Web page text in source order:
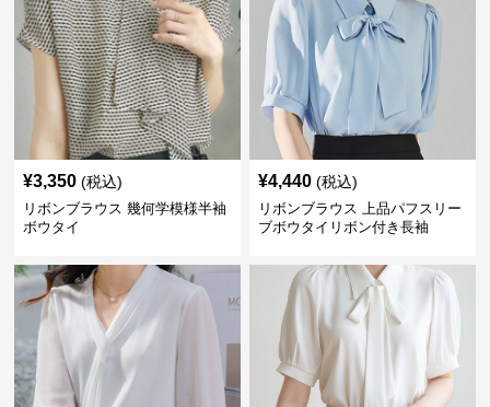
¥3,350 (税込)
リボンブラウス 幾何学模様半袖
ボウタイ
¥4,440 (税込)
リボンブラウス 上品パフスリー
ブボウタイリボン付き長袖